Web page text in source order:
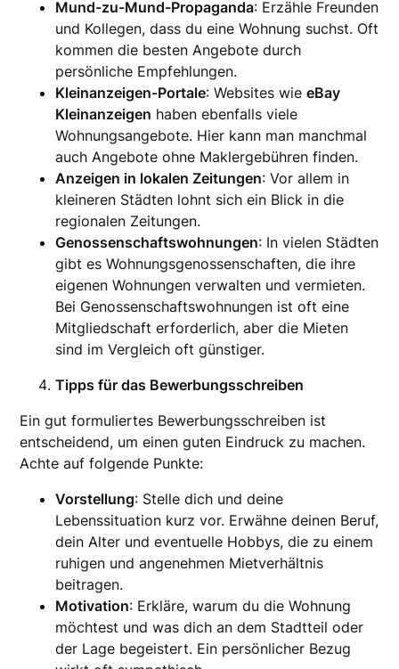
Mund-zu-Mund-Propaganda: Erzähle Freunden
und Kollegen, dass du eine Wohnung suchst. Oft
kommen die besten Angebote durch
persönliche Empfehlungen.
Kleinanzeigen-Portale: Websites wieeBay
Kleinanzeigen haben ebenfalls viele
Wohnungsangebote. Hier kann man manchmal
auch Angebote ohne Maklergebühren finden.
Anzeigen in lokalen Zeitungen: Vor allem in
kleineren Städten lohnt sich ein Blick in die
regionalen Zeitungen.
Genossenschaftswohnungen: In vielen Städten
gibt es Wohnungsgenossenschaften, die ihre
eigenen Wohnungen verwalten und vermieten.
Bei Genossenschaftswohnungen ist oft eine
Mitgliedschaft erforderlich, aber die Mieten
sind im Vergleich oft günstiger.
Tipps für das Bewerbungsschreiben
Ein gut formuliertes Bewerbungsschreiben ist
entscheidend, um einen guten Eindruck zu machen.
Achte auf folgende Punkte:
Vorstellung: Stelle dich und deine
Lebenssituation kurz vor. Erwähne deinen Beruf,
dein Alter und eventuelle Hobbys, die zu einem
ruhigen und angenehmen Mietverhältnis
beitragen.
Motivation: Erkläre, warum du die Wohnung
möchtest und was dich an dem Stadtteil oder
der Lage begeistert. Ein persönlicher Bezug